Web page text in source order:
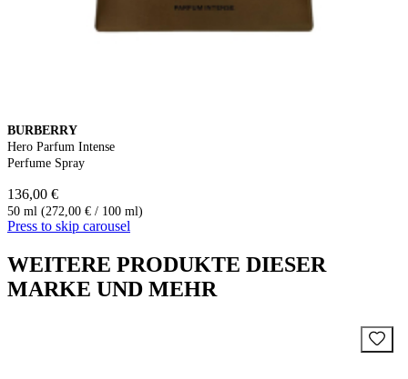
BURBERRY
Hero Parfum Intense
Perfume Spray
136,00 €
50 ml (272,00 € / 100 ml)
Press to skip carousel
WEITERE PRODUKTE DIESER
MARKE UND MEHR